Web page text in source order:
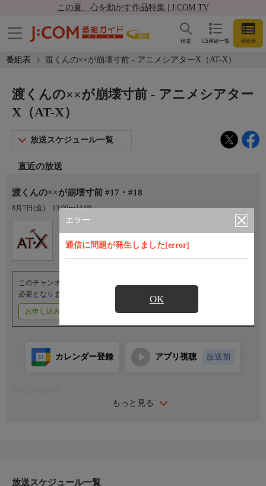
この夏、心を動かす作品特集 | J:COM TV
CS番組一覧 番組表
検索
番組表 渡くんの××が崩壊寸前 - アニメシアターX（AT-X）
エラー
通信に問題が発生しました[error]
OK
渡くんの××が崩壊寸前 - アニメシアター
X（AT-X）
放送スケジュール一覧
直近の放送
渡くんの××が崩壊寸前 #17・#18
8月7日(金) 13:00〜14:00
このチャンネルのご視聴には、オプションチャンネル(有料)のご契約が
必要となります。
お申し込みはこちら ご利用料金はこちら
もっと見る
カレンダー登録 アプリ視聴 放送前
らし”だった！紗月の起こした波紋は、直人を巡る人間関係に嵐
放送スケジュール一覧